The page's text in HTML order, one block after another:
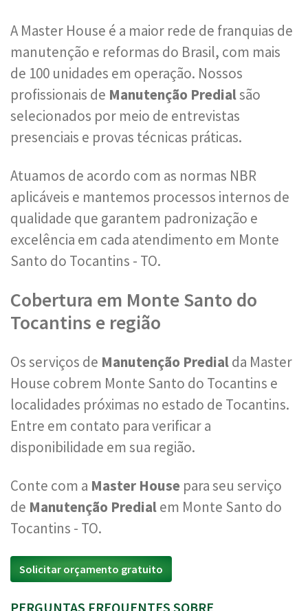
A Master House é a maior rede de franquias de
manutenção e reformas do Brasil, com mais
de 100 unidades em operação. Nossos
profissionais de Manutenção Predialsão
selecionados por meio de entrevistas
presenciais e provas técnicas práticas.
Atuamos de acordo com as normas NBR
aplicáveis e mantemos processos internos de
qualidade que garantem padronização e
excelência em cada atendimento em Monte
Santo do Tocantins - TO.
Cobertura em Monte Santo do
Tocantins e região
Os serviços de Manutenção Predialda Master
House cobrem Monte Santo do Tocantins e
localidades próximas no estado de Tocantins.
Entre em contato para verificar a
disponibilidade em sua região.
Conte com a Master House para seu serviço
de Manutenção Predialem Monte Santo do
Tocantins - TO.
Solicitar orçamento gratuito
PERGUNTAS FREQUENTES SOBRE